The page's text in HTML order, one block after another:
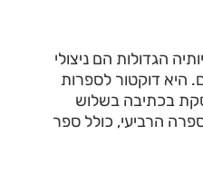
הגדולות הם ניצולי
היא דוקטור לספרות
בכתיבה בשלוש
הרביעי, כולל ספר